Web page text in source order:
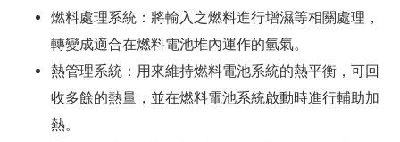
燃料處理系統：將輸入之燃料進行增濕等相關處理，
轉變成適合在燃料電池堆內運作的氫氣。
熱管理系統：用來維持燃料電池系統的熱平衡，可回
收多餘的熱量，並在燃料電池系統啟動時進行輔助加
熱。